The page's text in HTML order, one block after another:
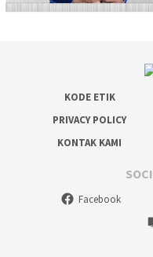
KODE ETIK
PRIVACY POLICY
KONTAK KAMI
Facebook